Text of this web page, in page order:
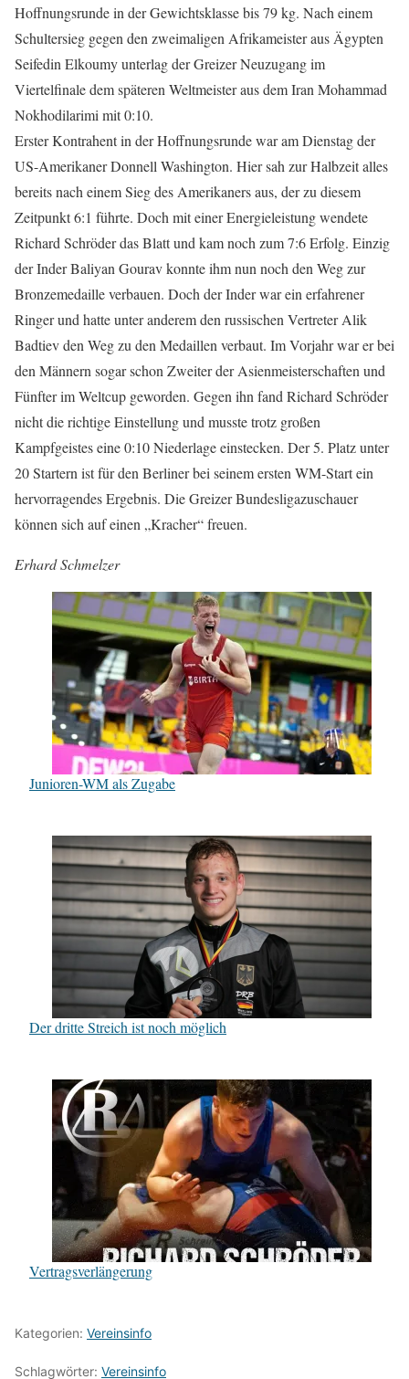
Hoffnungsrunde in der Gewichtsklasse bis 79 kg. Nach einem
Schultersieg gegen den zweimaligen Afrikameister aus Ägypten
Seifedin Elkoumy unterlag der Greizer Neuzugang im
Viertelfinale dem späteren Weltmeister aus dem Iran Mohammad
Nokhodilarimi mit 0:10.
Erster Kontrahent in der Hoffnungsrunde war am Dienstag der
US-Amerikaner Donnell Washington. Hier sah zur Halbzeit alles
bereits nach einem Sieg des Amerikaners aus, der zu diesem
Zeitpunkt 6:1 führte. Doch mit einer Energieleistung wendete
Richard Schröder das Blatt und kam noch zum 7:6 Erfolg. Einzig
der Inder Baliyan Gourav konnte ihm nun noch den Weg zur
Bronzemedaille verbauen. Doch der Inder war ein erfahrener
Ringer und hatte unter anderem den russischen Vertreter Alik
Badtiev den Weg zu den Medaillen verbaut. Im Vorjahr war er bei
den Männern sogar schon Zweiter der Asienmeisterschaften und
Fünfter im Weltcup geworden. Gegen ihn fand Richard Schröder
nicht die richtige Einstellung und musste trotz großen
Kampfgeistes eine 0:10 Niederlage einstecken. Der 5. Platz unter
20 Startern ist für den Berliner bei seinem ersten WM-Start ein
hervorragendes Ergebnis. Die Greizer Bundesligazuschauer
können sich auf einen „Kracher“ freuen.
Erhard Schmelzer
Junioren-WM als Zugabe
Der dritte Streich ist noch möglich
Vertragsverlängerung
Kategorien: Vereinsinfo
Schlagwörter: Vereinsinfo